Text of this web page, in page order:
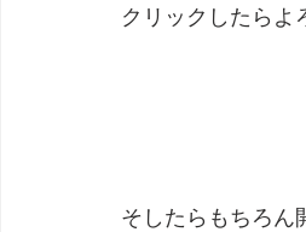
クリックしたらよ
そしたらもちろん